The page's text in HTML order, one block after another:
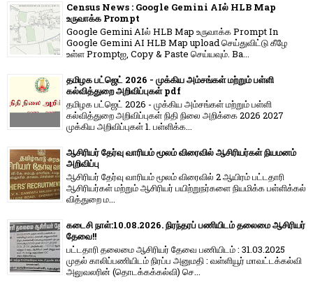
Census News : Google Gemini AIல் HLB Map
உருவாக்க Prompt
Google Gemini AIல் HLB Map உருவாக்க Prompt In
Google Gemini AI HLB Map upload செய்துவிட்டு கீழே
உள்ள Promptஐ, Copy & Paste செய்யவும். Ba...
தமிழக பட்ஜெட் 2026 - முக்கிய அம்சங்கள் மற்றும் பள்ளி
கல்வித்துறை அறிவிப்புகள் pdf
தமிழக பட்ஜெட் 2026 - முக்கிய அம்சங்கள் மற்றும் பள்ளி
கல்வித்துறை அறிவிப்புகள் நிதி நிலை அறிக்கை 2026 2027
முக்கிய அறிவிப்புகள் 1. பள்ளிக்க...
ஆசிரியர் தேர்வு வாரியம் மூலம் விரைவில் ஆசிரியர்கள் நியமனம்
அறிவிப்பு
ஆசிரியர் தேர்வு வாரி​யம் மூலம் விரை​வில் 2 ஆயிரம் பட்​ட​தாரி
ஆசிரியர்​கள் மற்​றும் ஆசிரியர் பயிற்றுநர்​களை நியமிக்க பள்​ளிக்​கல்​
வித்​துறை ம...
கடைசி நாள்:10.08.2026. நிரந்தரப் பணியிடம் தலைமை ஆசிரியர்
தேவை!!
பட்டதாரி தலைமை ஆசிரியர் தேவை பணியிடம் : 31.03.2025
முதல் காலிப்பணியிடம் நிரப்ப அனுமதி : வள்ளியூர் மாவட்டக்கல்வி
அலுவலரின் (தொடக்கக்கல்வி) செ...